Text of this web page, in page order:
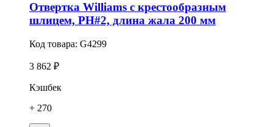
Отвертка Williams с крестообразным
шлицем, PH#2, длина жала 200 мм
Код товара: G4299
3 862 ₽
Кэшбек
+ 270